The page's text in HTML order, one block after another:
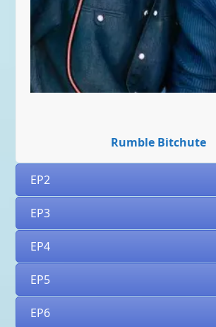
Rumble Bitchute
EP2
EP3
EP4
EP5
EP6